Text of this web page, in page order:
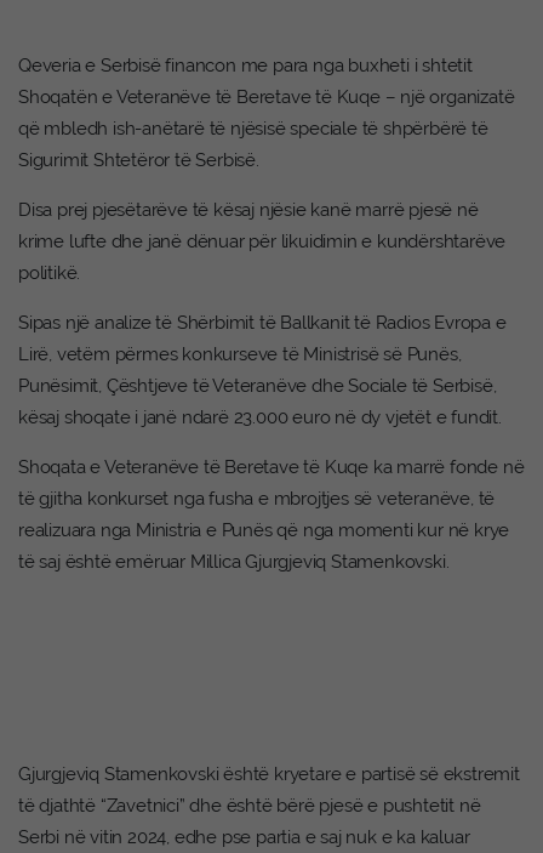
Qeveria e Serbisë financon me para nga buxheti i shtetit
Shoqatën e Veteranëve të Beretave të Kuqe – një organizatë
që mbledh ish-anëtarë të njësisë speciale të shpërbërë të
Sigurimit Shtetëror të Serbisë.
Disa prej pjesëtarëve të kësaj njësie kanë marrë pjesë në
krime lufte dhe janë dënuar për likuidimin e kundërshtarëve
politikë.
Sipas një analize të Shërbimit të Ballkanit të Radios Evropa e
Lirë, vetëm përmes konkurseve të Ministrisë së Punës,
Punësimit, Çështjeve të Veteranëve dhe Sociale të Serbisë,
kësaj shoqate i janë ndarë 23.000 euro në dy vjetët e fundit.
Shoqata e Veteranëve të Beretave të Kuqe ka marrë fonde në
të gjitha konkurset nga fusha e mbrojtjes së veteranëve, të
realizuara nga Ministria e Punës që nga momenti kur në krye
të saj është emëruar Millica Gjurgjeviq Stamenkovski.
Gjurgjeviq Stamenkovski është kryetare e partisë së ekstremit
të djathtë “Zavetnici” dhe është bërë pjesë e pushtetit në
Serbi në vitin 2024, edhe pse partia e saj nuk e ka kaluar